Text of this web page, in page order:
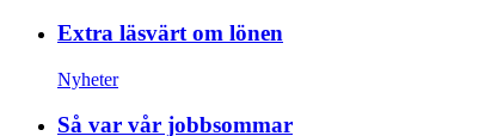
Extra läsvärt om lönen
Nyheter
Så var vår jobbsommar